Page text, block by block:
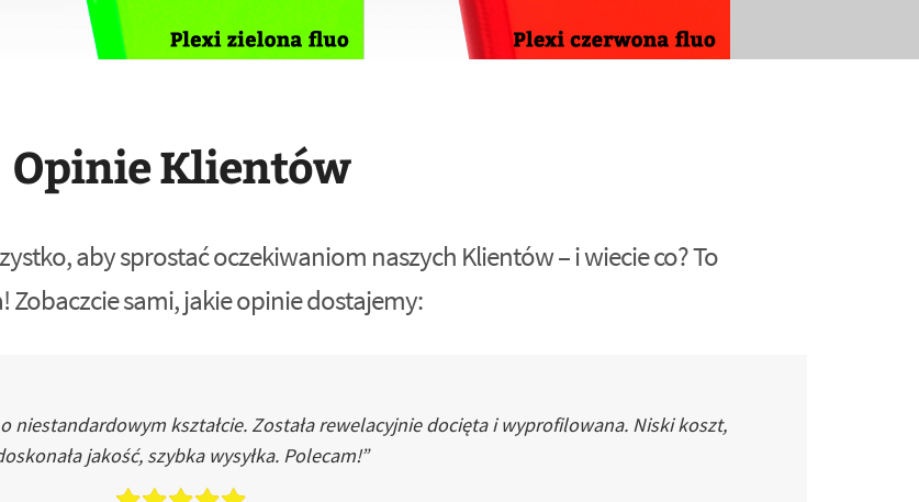
Opinie Klientów
aby sprostać oczekiwaniom naszych Klientów – i wiecie co? To
Zobaczcie sami, jakie opinie dostajemy:
niestandardowym kształcie. Została rewelacyjnie docięta i wyprofilowana. Niski koszt,
jakość, szybka wysyłka. Polecam!”